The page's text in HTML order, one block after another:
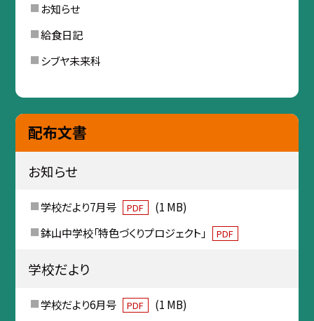
お知らせ
給食日記
シブヤ未来科
配布文書
お知らせ
学校だより7月号 PDF
(1 MB)
鉢山中学校「特色づくりプロジェクト」
PDF
学校だより
学校だより6月号 PDF
(1 MB)